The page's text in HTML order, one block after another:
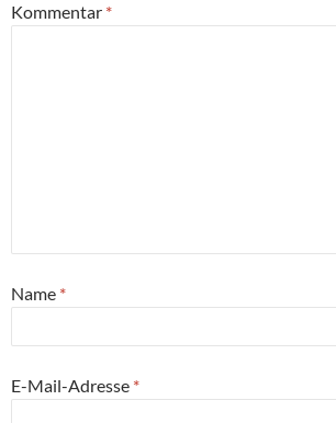
Kommentar *
Name *
E-Mail-Adresse *